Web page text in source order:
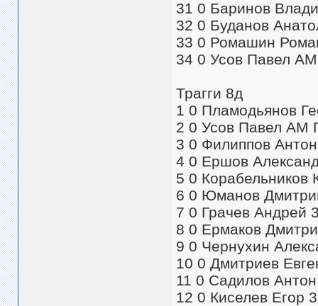
31 0 Баринов
32 0 Буданов
33 0 Ромашин
34 0 Усов Павел
Трагги 8д
1 0 Пламодьянов
2 0 Усов Павел АМ
3 0 Филиппов
4 0 Ершов
5 0 Корабельников
6 0 Юманов
7 0 Грачев Андрей
8 0 Ермаков
9 0 Чернухин
10 0 Дмитриев
11 0 Садилов
12 0 Киселев Егор